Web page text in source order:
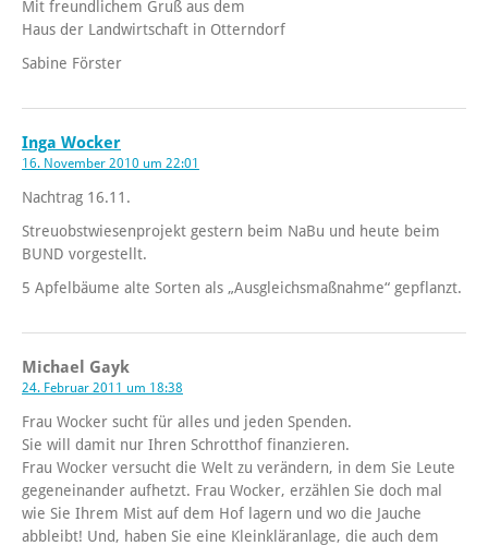
Mit freundlichem Gruß aus dem
Haus der Landwirtschaft in Otterndorf
Sabine Förster
Inga Wocker
16. November 2010 um 22:01
Nachtrag 16.11.
Streuobstwiesenprojekt gestern beim NaBu und heute beim
BUND vorgestellt.
5 Apfelbäume alte Sorten als „Ausgleichsmaßnahme“ gepflanzt.
Michael Gayk
24. Februar 2011 um 18:38
Frau Wocker sucht für alles und jeden Spenden.
Sie will damit nur Ihren Schrotthof finanzieren.
Frau Wocker versucht die Welt zu verändern, in dem Sie Leute
gegeneinander aufhetzt. Frau Wocker, erzählen Sie doch mal
wie Sie Ihrem Mist auf dem Hof lagern und wo die Jauche
abbleibt! Und, haben Sie eine Kleinkläranlage, die auch dem